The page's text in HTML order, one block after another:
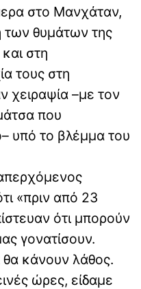
στο Μανχάταν,
των θυμάτων της
στη
τους στη
χειραψία –με τον
που
υπό το βλέμμα του
«πριν από 23
ότι μπορούν
γονατίσουν.
κάνουν λάθος.
ώρες, είδαμε